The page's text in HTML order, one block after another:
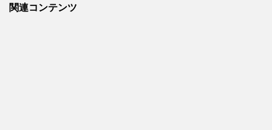
関連コンテンツ